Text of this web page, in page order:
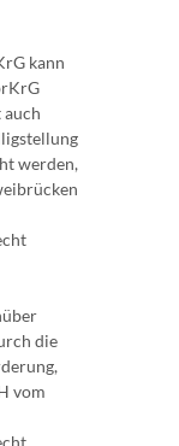
kann
auch
werden,
die
vom